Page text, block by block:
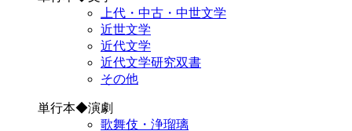
上代・中古・中世文学
近世文学
近代文学
近代文学研究双書
その他
単行本◆演劇
歌舞伎・浄瑠璃